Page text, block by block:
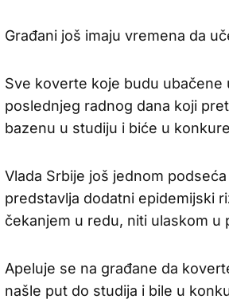
Građani još imaju vremena da
Sve koverte koje budu
poslednjeg radnog dana koji
bazenu u studiju i biće u
Vlada Srbije još jednom
predstavlja dodatni epidemijski
čekanjem u redu, niti ulaskom u
Apeluje se na građane da
našle put do studija i bile u